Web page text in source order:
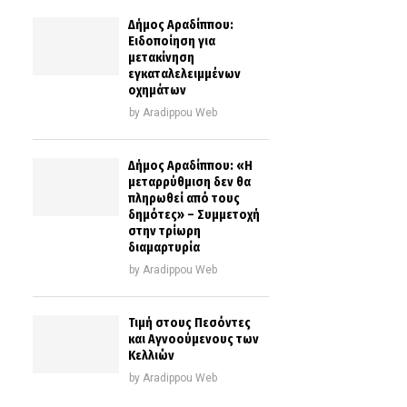
Δήμος Αραδίππου:
Ειδοποίηση για
μετακίνηση
εγκαταλελειμμένων
οχημάτων
by Aradippou Web
Δήμος Αραδίππου: «Η
μεταρρύθμιση δεν θα
πληρωθεί από τους
δημότες» – Συμμετοχή
στην τρίωρη
διαμαρτυρία
by Aradippou Web
Τιμή στους Πεσόντες
και Αγνοούμενους των
Κελλιών
by Aradippou Web